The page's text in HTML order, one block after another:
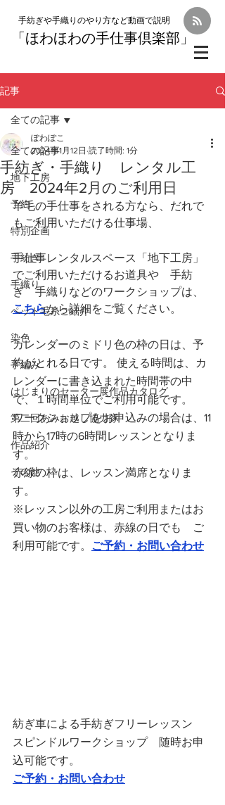
手紡ぎや手織りのやり方など動画で説明
「 ほわほわの手仕事倶楽部」
記事
全ての記事
地下工房
予約
特別企画
手紡ぎ
手織り
ペット毛糸ご紹介
染色
手編み
はじまりのセーター展作品カタログ
第二回あみお越し協力隊
作品紹介
その他
全ての記事
手紡ぎ・手織り レンタル工
房 2024年2月のご利用日
ぽわぽこ
2024年1月12日 読了時間: 1分
羊毛の手仕事をされる方なら、だれで
もご利用いただける仕事場、
手仕事レンタルスペース「地下工房」
でご利用いただけるお道具や　手紡
ぎ　手織りなどのワークショップは、
こちらから詳細をご覧ください。
カレンダーのミドリ色の枠の日は、予
約がとれる日です。 使える時間は、カ
レンダーに書き込まれた時間帯の中
で、１時間単位でご利用可能です。
ワークショップをお申込みの場合は、11
時から17時の6時間レッスンとなりま
す。
赤線の枠は、レッスン満席となりま
す。
※レッスン以外の工房ご利用またはお
買い物のお客様は、赤線の日でも　ご
利用可能です。 ご予約・お問い合わせ
紡ぎ車による手紡ぎフリーレッスン
スピンドルワークショップ　随時お申
込可能です。
ご予約・お問い合わせ